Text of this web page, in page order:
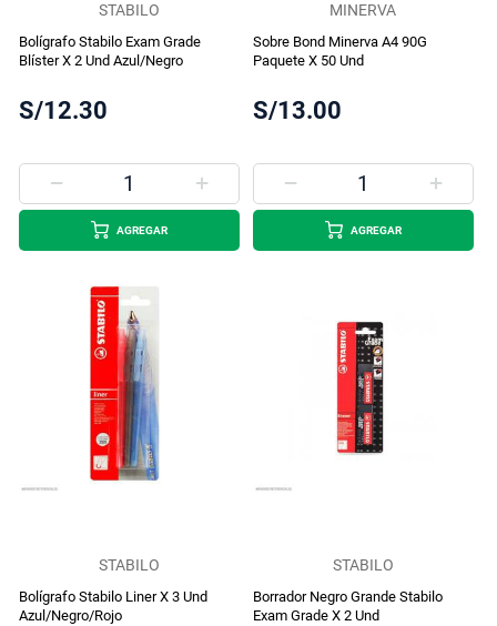
STABILO
Bolígrafo Stabilo Exam Grade
Blíster X 2 Und Azul/Negro
S/12.30
AGREGAR
MINERVA
Sobre Bond Minerva A4 90G
Paquete X 50 Und
S/13.00
AGREGAR
STABILO
Bolígrafo Stabilo Liner X 3 Und
Azul/Negro/Rojo
STABILO
Borrador Negro Grande Stabilo
Exam Grade X 2 Und